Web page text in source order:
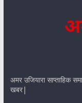
अमर उजियारा साप्ताहिक
खबर|